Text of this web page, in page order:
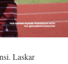
Laskar